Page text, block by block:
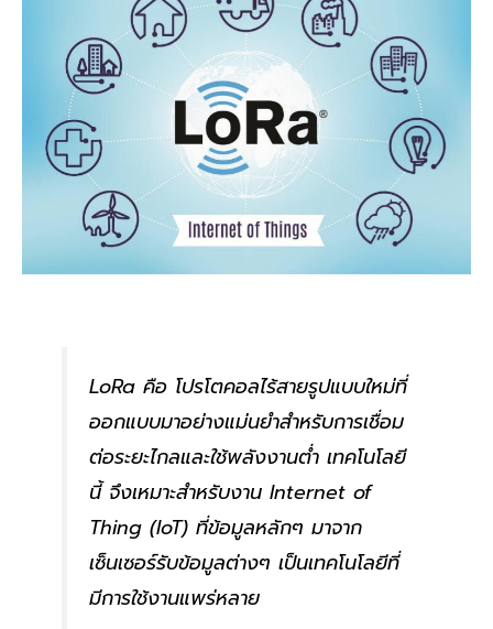
LoRa คือ โปรโตคอลไร้สายรูปแบบใหม่ที่
ออกแบบมาอย่างแม่นยำสำหรับการเชื่อม
ต่อระยะไกลและใช้พลังงานต่ำเทคโนโลยี
นี้ จึงเหมาะสำหรับงาน Internet of
Thing (IoT) ที่ข้อมูลหลักๆ มาจาก
เซ็นเซอร์รับข้อมูลต่างๆ เป็นเทคโนโลยีที่
มีการใช้งานแพร่หลาย